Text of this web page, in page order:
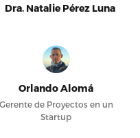
Dra. Natalie Pérez Luna
Orlando Alomá
Gerente de Proyectos en un
Startup